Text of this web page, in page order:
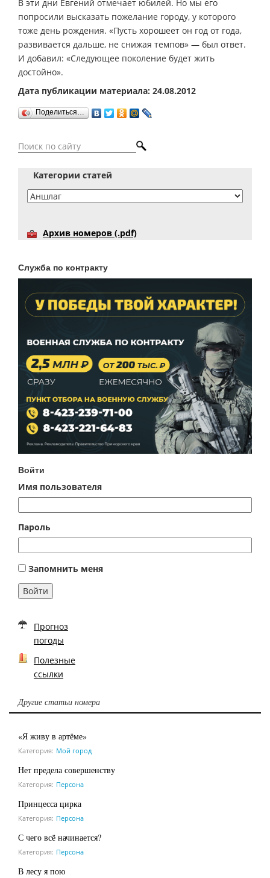
В эти дни Евгений отмечает юбилей. Но мы его
попросили высказать пожелание городу, у которого
тоже день рождения. «Пусть хорошеет он год от года,
развивается дальше, не снижая темпов» — был ответ.
И добавил: «Следующее поколение будет жить
достойно».
Дата публикации материала: 24.08.2012
Поделиться…
Категории статей
Архив номеров (.pdf)
Служба по контракту
Войти
Имя пользователя
Пароль
Запомнить меня
Войти
Прогноз
погоды
Полезные
ссылки
Другие статьи номера
«Я живу в артёме»
Категория: Мой город
Нет предела совершенству
Категория: Персона
Принцесса цирка
Категория: Персона
С чего всё начинается?
Категория: Персона
В лесу я пою